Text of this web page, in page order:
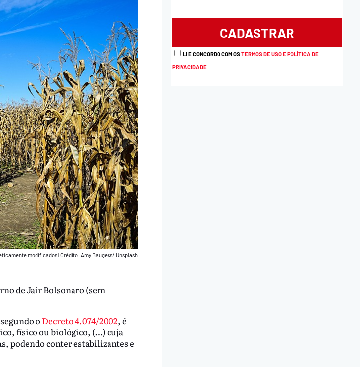
modificados|Crédito: Amy Baugess/ Unsplash
de Jair Bolsonaro (sem
o Decreto 4.074/2002, é
físico ou biológico, (…) cuja
podendo conter estabilizantes e
LI E CONCORDO COM OSTERMOS DE USO E POLÍTICA DE
PRIVACIDADE